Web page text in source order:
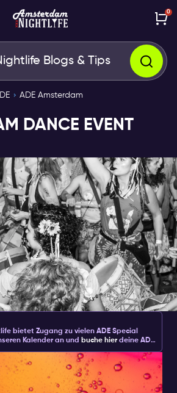
0
ADE Amsterdam
DANCE EVENT
bietet Zugang zu vielen ADE Special
Kalender an und buche hier deine ADE
DANCE EVENT